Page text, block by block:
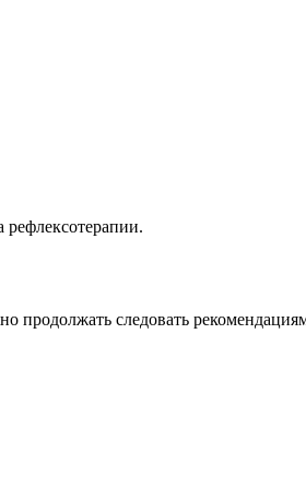
рефлексотерапии.
следовать